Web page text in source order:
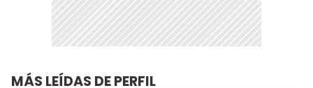
MÁS LEÍDAS DE PERFIL